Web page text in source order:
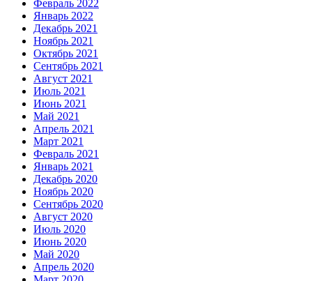
Февраль 2022
Январь 2022
Декабрь 2021
Ноябрь 2021
Октябрь 2021
Сентябрь 2021
Август 2021
Июль 2021
Июнь 2021
Май 2021
Апрель 2021
Март 2021
Февраль 2021
Январь 2021
Декабрь 2020
Ноябрь 2020
Сентябрь 2020
Август 2020
Июль 2020
Июнь 2020
Май 2020
Апрель 2020